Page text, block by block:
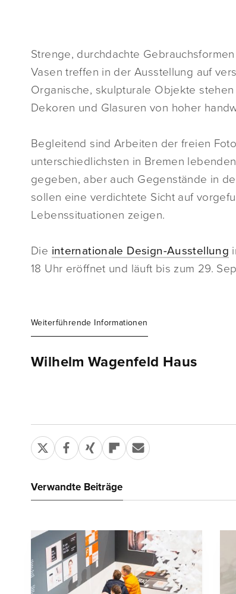
Strenge, durchdachte
Vasen treffen in der Ausstellung auf
Organische, skulpturale Objekte
Dekoren und Glasuren von hoher
Begleitend sind Arbeiten der freien
unterschiedlichsten in Bremen
gegeben, aber auch Gegenstände in
sollen eine verdichtete Sicht auf
Lebenssituationen zeigen.
Die internationale Design-Ausstellung
18 Uhr eröffnet und läuft bis zum 29.
Weiterführende Informationen
Wilhelm Wagenfeld Haus
Verwandte Beiträge